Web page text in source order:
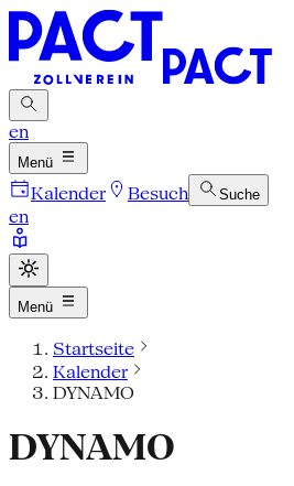
en
Menü
Kalender Besuch Suche
en
Menü
Startseite
Kalender
DYNAMO
DYNAMO